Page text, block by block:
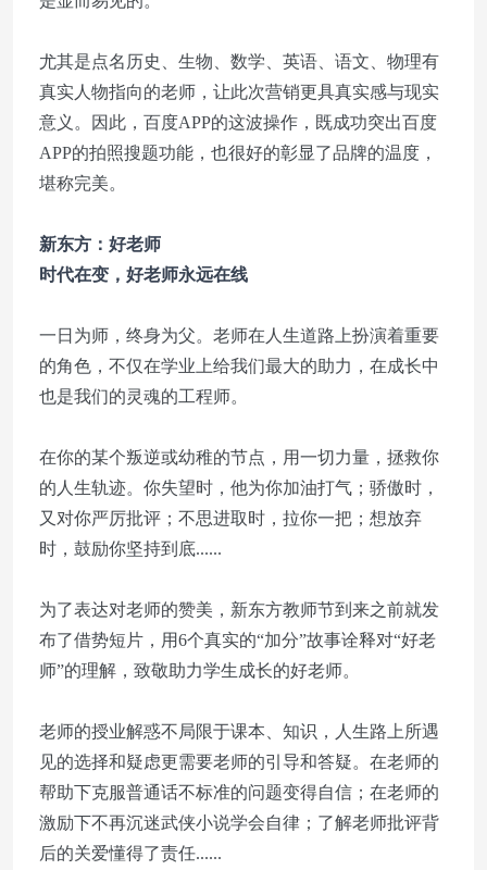
尤其是点名历史、生物、数学、英语、语文、物理有
真实人物指向的老师，让此次营销更具真实感与现实
意义。因此，百度APP的这波操作，既成功突出百度
APP的拍照搜题功能，也很好的彰显了品牌的温度，
堪称完美。
新东方：好老师
时代在变，好老师永远在线
一日为师，终身为父。老师在人生道路上扮演着重要
的角色，不仅在学业上给我们最大的助力，在成长中
也是我们的灵魂的工程师。
在你的某个叛逆或幼稚的节点，用一切力量，拯救你
的人生轨迹。你失望时，他为你加油打气；骄傲时，
又对你严厉批评；不思进取时，拉你一把；想放弃
时，鼓励你坚持到底......
为了表达对老师的赞美，新东方教师节到来之前就发
布了借势短片，用6个真实的“加分”故事诠释对“好老
师”的理解，致敬助力学生成长的好老师。
老师的授业解惑不局限于课本、知识，人生路上所遇
见的选择和疑虑更需要老师的引导和答疑。在老师的
帮助下克服普通话不标准的问题变得自信；在老师的
激励下不再沉迷武侠小说学会自律；了解老师批评背
后的关爱懂得了责任......